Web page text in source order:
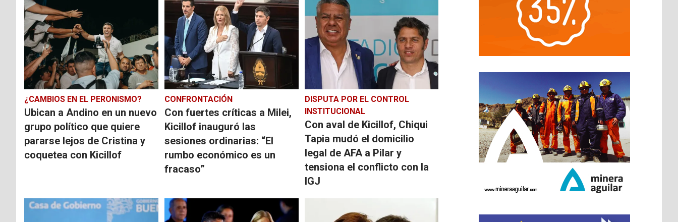
¿CAMBIOS EN EL PERONISMO?
Ubican a Andino en un nuevo
grupo político que quiere
pararse lejos de Cristina y
coquetea con Kicillof
CONFRONTACIÓN
Con fuertes críticas a Milei,
Kicillof inauguró las
sesiones ordinarias: “El
rumbo económico es un
fracaso”
DISPUTA POR EL CONTROL
INSTITUCIONAL
Con aval de Kicillof, Chiqui
Tapia mudó el domicilio
legal de AFA a Pilar y
tensiona el conflicto con la
IGJ